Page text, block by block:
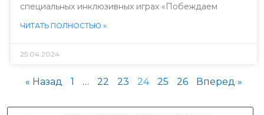
специальных инклюзивных играх «Побеждаем
ЧИТАТЬ ПОЛНОСТЬЮ »
25.04.2024
« Назад 1 … 22 23 24 25 26 Вперед »